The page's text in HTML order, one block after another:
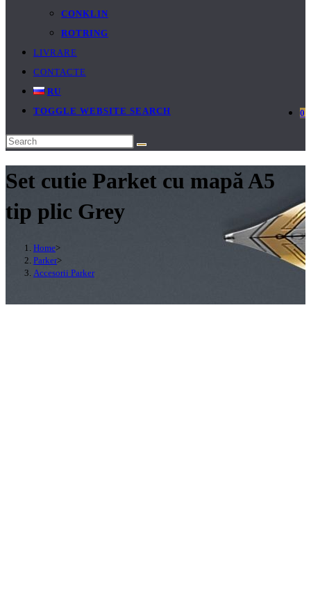
CONKLIN
ROTRING
LIVRARE
CONTACTE
RU
0
TOGGLE WEBSITE SEARCH
Set cutie Parket cu mapă A5
tip plic Grey
Home>
Parker>
Accesorii Parker